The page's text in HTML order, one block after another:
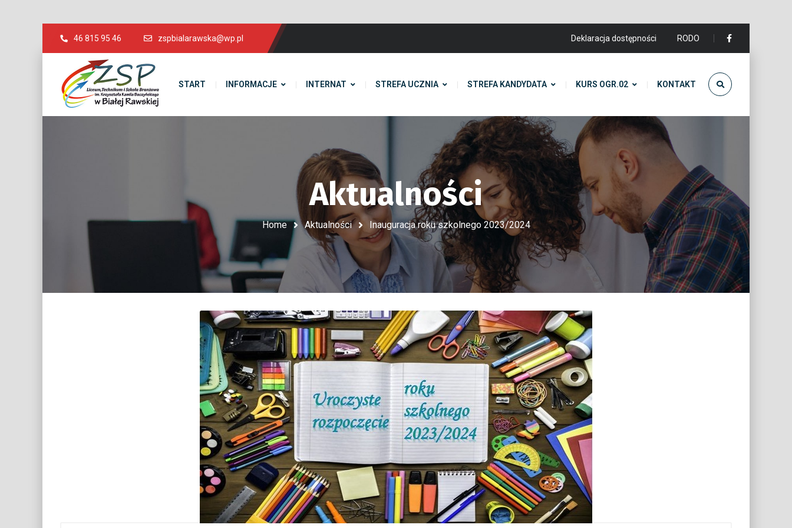
46 815 95 46 zspbialarawska@wp.pl Deklaracja dostępności RODO
START INFORMACJE INTERNAT STREFA UCZNIA STREFA KANDYDATA KURS OGR.02 KONTAKT
Aktualności
Home Aktualności Inauguracja roku szkolnego 2023/2024